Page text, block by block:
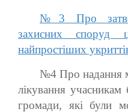
№3 Про
захисних споруд
найпростіших
№4 Про надання
лікування
громади, які були